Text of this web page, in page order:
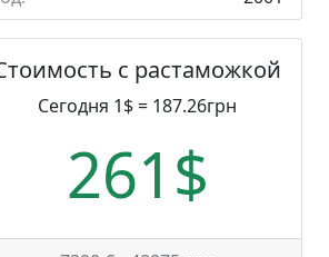
с растаможкой
Сегодня 1$ = 187.26грн
261$